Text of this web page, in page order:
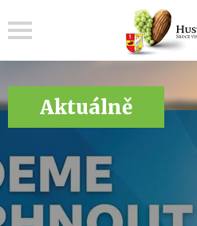
Aktuálně